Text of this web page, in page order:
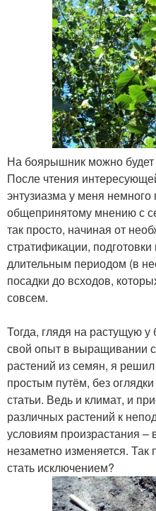
На боярышник можно
После чтения
энтузиазма у меня немного
общепринятому мнению с
так просто, начиная от
стратификации, подготовки
длительным периодом (в
посадки до всходов,
совсем.
Тогда, глядя на растущую
свой опыт в выращивании
растений из семян, я
простым путём, без
статьи. Ведь и климат, и
различных растений к
условиям произрастания –
незаметно изменяется.
стать исключением?